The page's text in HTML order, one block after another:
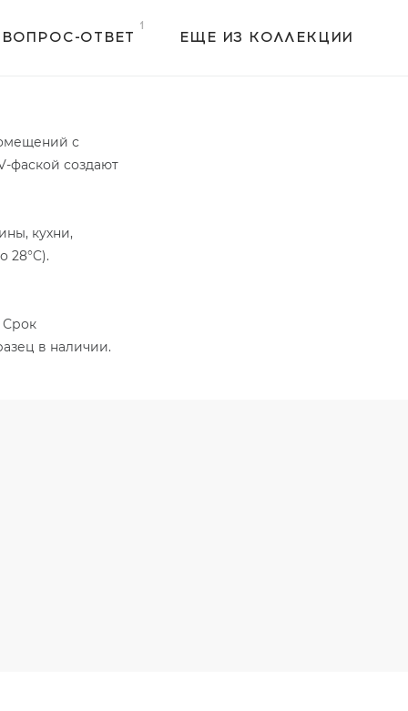
ВОПРОС-ОТВЕТ ЕЩЕ ИЗ КОЛЛЕКЦИИ
с
фаской создают
кухни,
28°C).
Срок
в наличии.